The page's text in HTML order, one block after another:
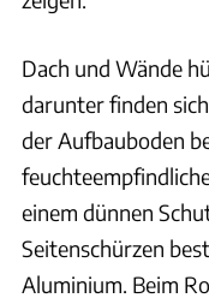
Dach und Wände
darunter finden
der Aufbauboden
einem dünnen
Seitenschürzen
Aluminium. Beim